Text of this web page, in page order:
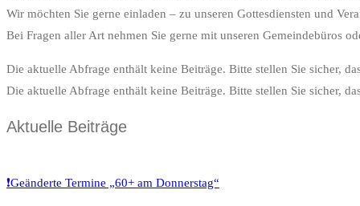
Wir möchten Sie gerne einladen – zu unseren Gottesdiensten und
Bei Fragen aller Art nehmen Sie gerne mit unseren Gemeindebüros
Die aktuelle Abfrage enthält keine Beiträge. Bitte stellen Sie sicher,
Die aktuelle Abfrage enthält keine Beiträge. Bitte stellen Sie sicher,
Aktuelle Beiträge
❗Geänderte Termine „60+ am Donnerstag“